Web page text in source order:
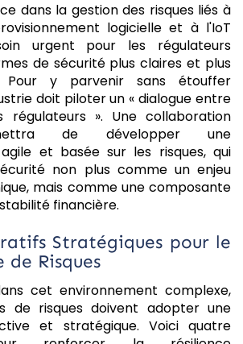
dans la gestion des risques liés à
logicielle et à l'IoT
urgent pour les régulateurs
de sécurité plus claires et plus
Pour y parvenir sans étouffer
doit piloter un « dialogue entre
régulateurs ». Une collaboration
de développer une
et basée sur les risques, qui
non plus comme un enjeu
mais comme une composante
financière.
Stratégiques pour le
de Risques
cet environnement complexe,
de risques doivent adopter une
et stratégique. Voici quatre